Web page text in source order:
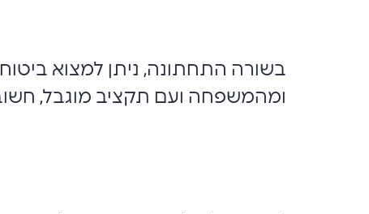
בשורה התחתונה, ניתן למצוא
ומהמשפחה ועם תקציב מוגבל,